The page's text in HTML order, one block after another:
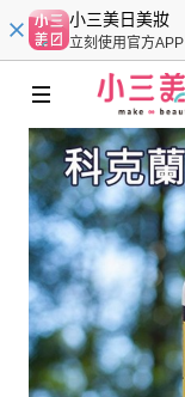
小三美日美妝
立刻使用官方APP